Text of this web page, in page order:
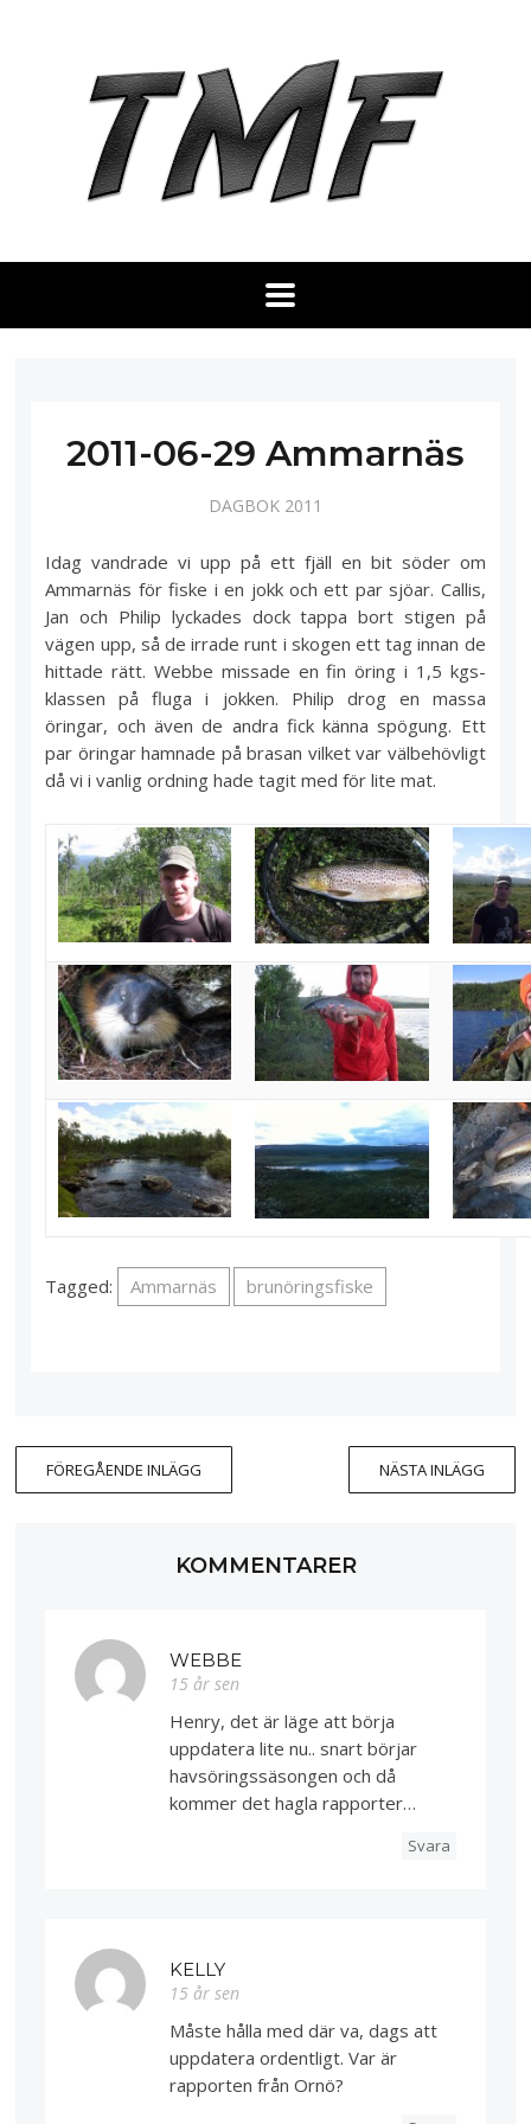
2011-06-29 Ammarnäs
DAGBOK 2011
Idag vandrade vi upp på ett fjäll en bit söder om
Ammarnäs för fiske i en jokk och ett par sjöar. Callis,
Jan och Philip lyckades dock tappa bort stigen på
vägen upp, så de irrade runt i skogen ett tag innan de
hittade rätt. Webbe missade en fin öring i 1,5 kgs-
klassen på fluga i jokken. Philip drog en massa
öringar, och även de andra fick känna spögung. Ett
par öringar hamnade på brasan vilket var välbehövligt
då vi i vanlig ordning hade tagit med för lite mat.
Tagged: Ammarnäs brunöringsfiske
FÖREGÅENDE INLÄGG NÄSTA INLÄGG
KOMMENTARER
WEBBE
15 år sen
Henry, det är läge att börja
uppdatera lite nu.. snart börjar
havsöringssäsongen och då
kommer det hagla rapporter…
Svara
KELLY
15 år sen
Måste hålla med där va, dags att
uppdatera ordentligt. Var är
rapporten från Ornö?